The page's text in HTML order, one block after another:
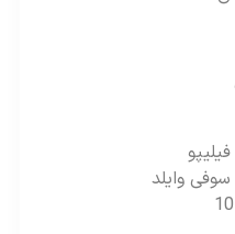
سوفی وایلد